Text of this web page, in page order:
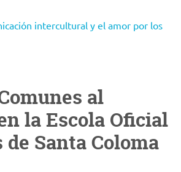
intercultural y el amor por los
al
la Escola Oficial
de Santa Coloma